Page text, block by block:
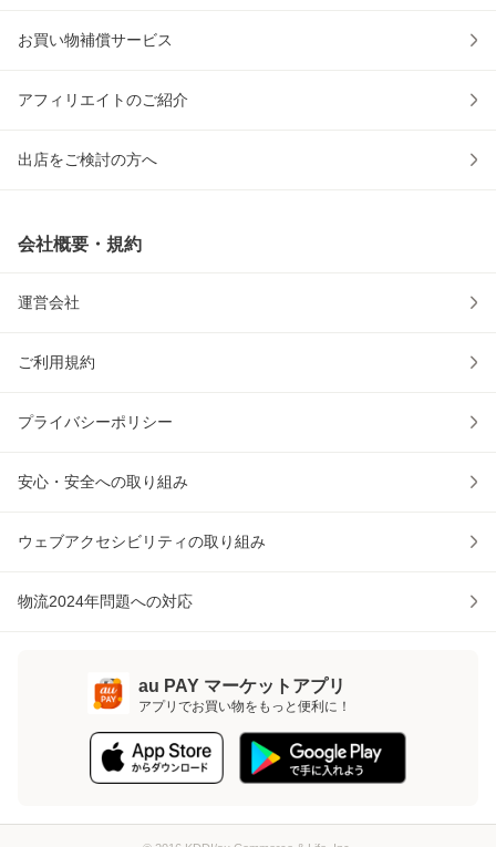
お買い物補償サービス
アフィリエイトのご紹介
出店をご検討の方へ
会社概要・規約
運営会社
ご利用規約
プライバシーポリシー
安心・安全への取り組み
ウェブアクセシビリティの取り組み
物流2024年問題への対応
au PAY マーケットアプリ
アプリでお買い物をもっと便利に！